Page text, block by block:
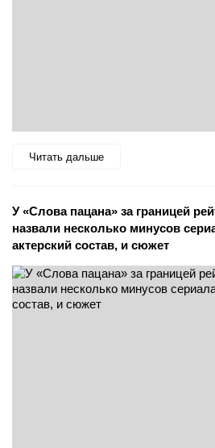
Читать дальше
У «Слова пацана» за границей
назвали несколько минусов
актерский состав, и сюжет